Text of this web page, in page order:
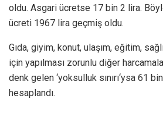
oldu. Asgari ücretse 17 bin 2 lira.
ücreti 1967 lira geçmiş oldu.
Gıda, giyim, konut, ulaşım, eğitim,
için yapılması zorunlu diğer
denk gelen ‘yoksulluk sınırı‘ysa 61
hesaplandı.